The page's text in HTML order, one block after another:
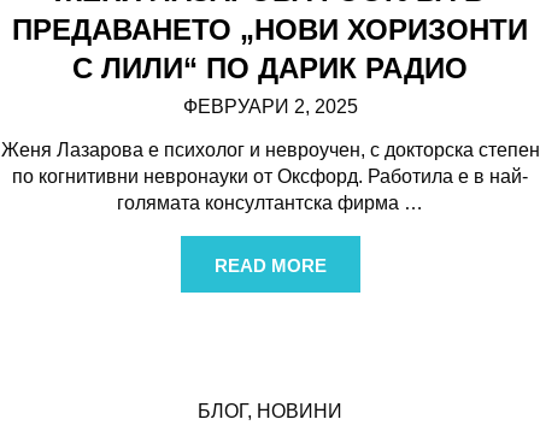
ПРЕДАВАНЕТО „НОВИ ХОРИЗОНТИ
С ЛИЛИ“ ПО ДАРИК РАДИО
ФЕВРУАРИ 2, 2025
Женя Лазарова е психолог и невроучен, с докторска степен
по когнитивни невронауки от Оксфорд. Работила е в най-
голямата консултантска фирма …
READ MORE
БЛОГ, НОВИНИ